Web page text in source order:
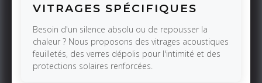
VITRAGES SPÉCIFIQUES
Besoin d'un silence absolu ou de repousser la
chaleur ? Nous proposons des vitrages acoustiques
feuilletés, des verres dépolis pour l'intimité et des
protections solaires renforcées.